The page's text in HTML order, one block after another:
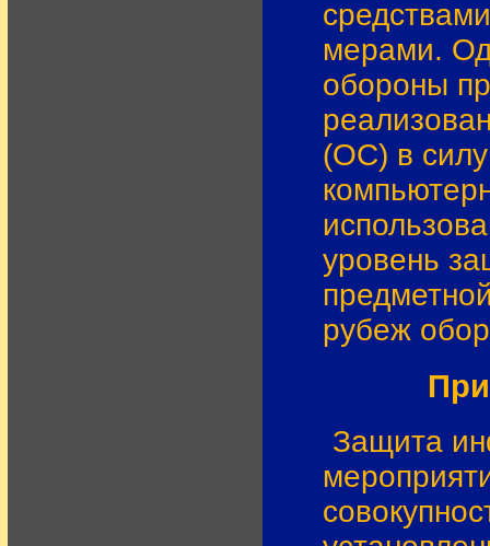
мерами.
обороны
(ОС) в силу
уровень
рубеж
Защита